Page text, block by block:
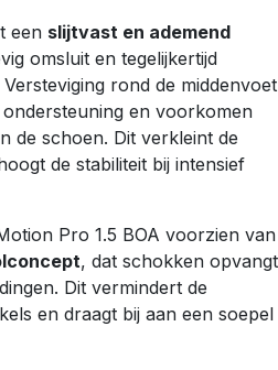
een slijtvast en ademend
omsluit en tegelijkertijd
rond de middenvoet
en voorkomen
de schoen. Dit verkleint de
de stabiliteit bij intensief
Pro 1.5 BOA voorzien van
, dat schokken opvangt
Dit vermindert de
en draagt bij aan een soepel